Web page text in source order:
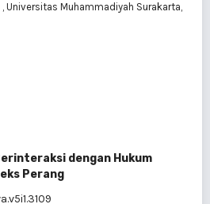
, Universitas Muhammadiyah Surakarta,
dengan Hukum
Perang